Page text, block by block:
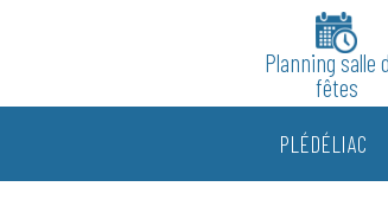
Planning salle
fêtes
PLÉDÉLIAC